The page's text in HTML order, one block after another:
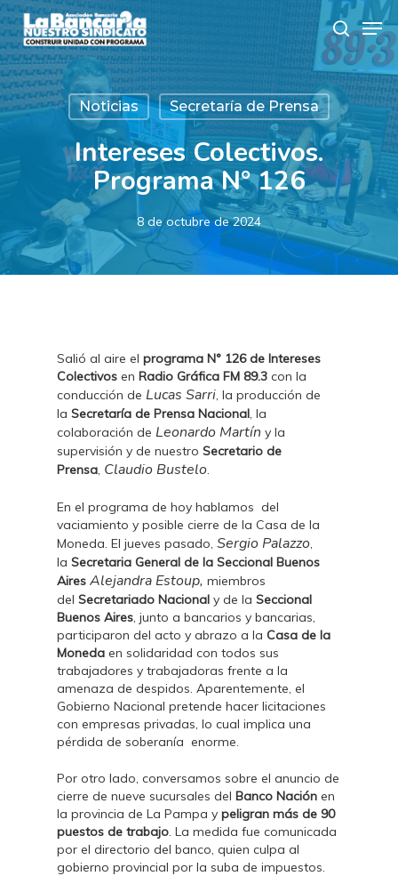
Skip
to
main
content
search
Noticias Secretaría de Prensa
Intereses Colectivos.
Programa N° 126
8 de octubre de 2024
Salió al aire elprograma N° 126 de Intereses
Colectivos enRadio Gráfica FM 89.3 con la
conducción de Lucas Sarri, la producción de
laSecretaría de Prensa Nacional, la
colaboración de Leonardo Martín y la
supervisión y de nuestroSecretario de
Prensa, Claudio Bustelo.
En el programa de hoy hablamos del
vaciamiento y posible cierre de la Casa de la
Moneda. El jueves pasado,Sergio Palazzo,
laSecretaria General de la Seccional Buenos
Aires Alejandra Estoup,miembros
delSecretariado Nacional y de laSeccional
Buenos Aires, junto a bancarios y bancarias,
participaron del acto y abrazo a laCasa de la
Moneda en solidaridad con todos sus
trabajadores y trabajadoras frente a la
amenaza de despidos. Aparentemente, el
Gobierno Nacional pretende hacer licitaciones
con empresas privadas, lo cual implica una
pérdida de soberanía enorme.
Por otro lado, conversamos sobre el anuncio de
cierre de nueve sucursales delBanco Nación en
la provincia de La Pampa ypeligran más de 90
puestos de trabajo. La medida fue comunicada
por el directorio del banco, quien culpa al
gobierno provincial por la suba de impuestos.